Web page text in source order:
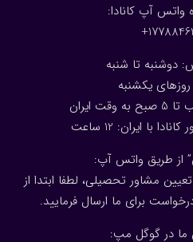
واتس آپ کانادا:
دوشنبه تا شنبه
یکشنبه
با ایران: 1 2 ساعت
از طریق واتس آپ:
مشاور تحصیلی، لطفا ابتدا از
برای ما ارسال فرمایید.
ما در گوگل مپ: